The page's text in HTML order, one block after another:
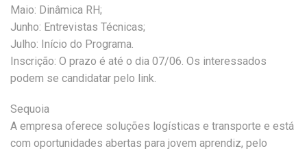
Maio: Dinâmica RH;
Junho: Entrevistas Técnicas;
Julho: Início do Programa.
Inscrição: O prazo é até o dia 07/06. Os interessados
podem se candidatar pelo link.
Sequoia
A empresa oferece soluções logísticas e transporte e está
com oportunidades abertas para jovem aprendiz, pelo